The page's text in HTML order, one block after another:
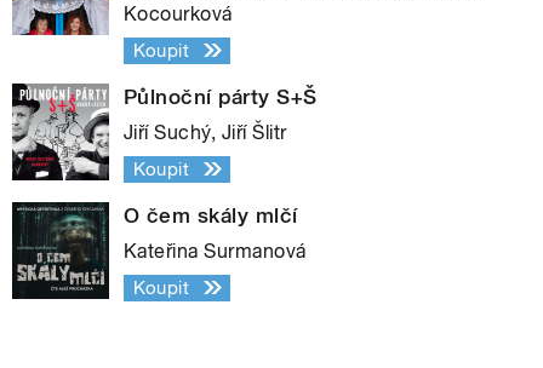
Kocourková
Koupit
Půlnoční párty S+Š
Jiří Suchý, Jiří Šlitr
Koupit
O čem skály mlčí
Kateřina Surmanová
Koupit